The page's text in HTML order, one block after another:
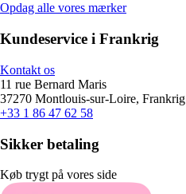
Opdag alle vores mærker
Kundeservice i Frankrig
Kontakt os
11 rue Bernard Maris
37270 Montlouis-sur-Loire, Frankrig
+33 1 86 47 62 58
Sikker betaling
Køb trygt på vores side